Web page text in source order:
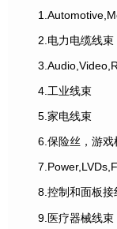
2.电力电缆线束
4.工业线束
5.家电线束
6.保险丝，游戏
8.控制和面板接
9.医疗器械线束